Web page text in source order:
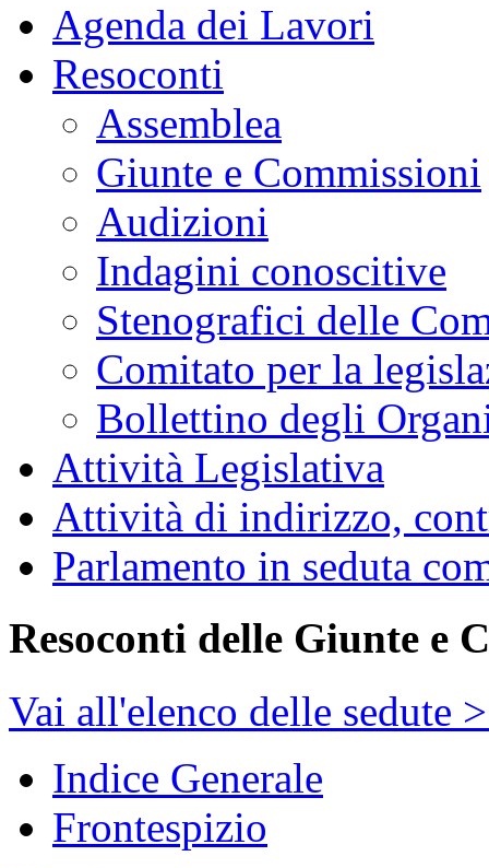
Agenda dei Lavori
Resoconti
Assemblea
Giunte e Commissioni
Audizioni
Indagini conoscitive
Stenografici delle
Comitato per la
Bollettino degli
Attività Legislativa
Attività di indirizzo,
Parlamento in seduta
Resoconti delle Giunte e
Vai all'elenco delle sedute
Indice Generale
Frontespizio